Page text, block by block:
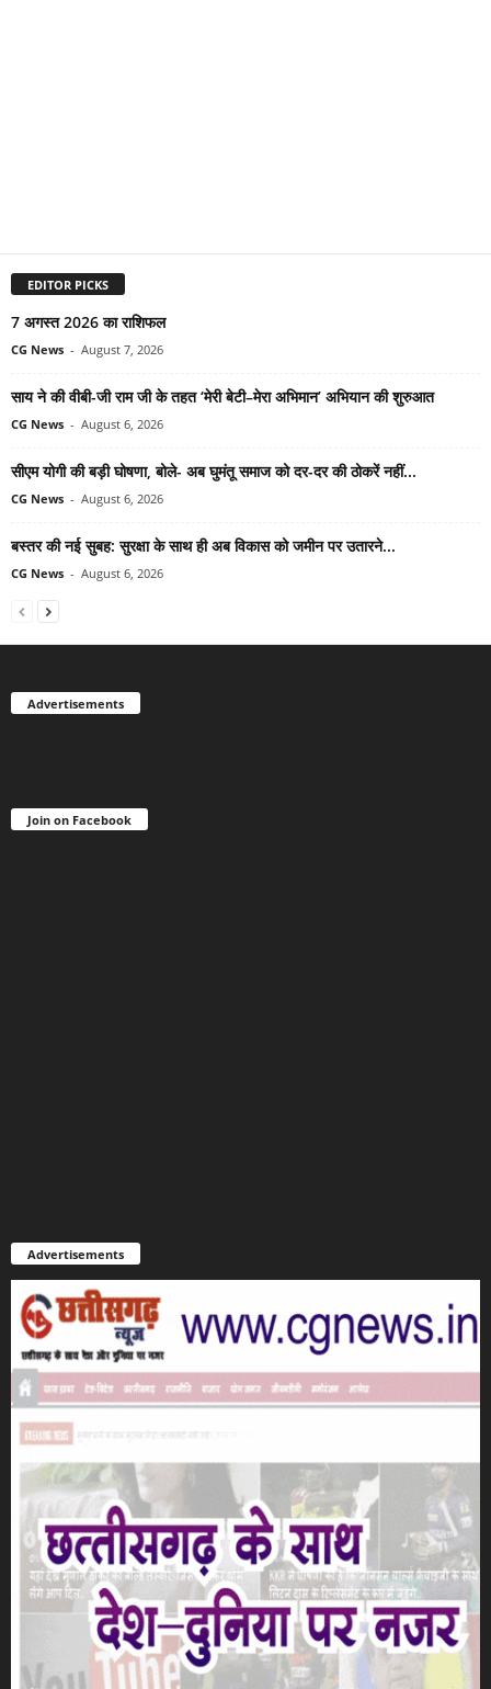
EDITOR PICKS
7 अगस्त 2026 का राशिफल
CG News - August 7, 2026
साय ने की वीबी-जी राम जी के तहत ‘मेरी बेटी–मेरा अभिमान’ अभियान की शुरुआत
CG News - August 6, 2026
सीएम योगी की बड़ी घोषणा, बोले- अब घुमंतू समाज को दर-दर की ठोकरें नहीं...
CG News - August 6, 2026
बस्तर की नई सुबह: सुरक्षा के साथ ही अब विकास को जमीन पर उतारने...
CG News - August 6, 2026
Advertisements
Join on Facebook
Advertisements